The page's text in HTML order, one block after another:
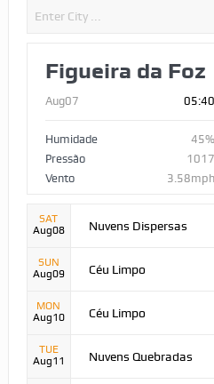
Figueira da Foz
Aug07 05:40
Humidade
45%
Pressão
1017
Vento
3.58mph
SAT
Aug08
Nuvens Dispersas
SUN
Aug09
Céu Limpo
MON
Aug10
Céu Limpo
TUE
Aug11
Nuvens Quebradas